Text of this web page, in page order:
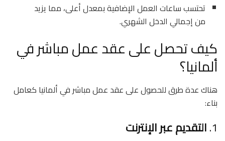
تحتسب ساعات العمل الإضافية بمعدل أعلى، مما يزيد
من إجمالي الدخل الشهري.
كيف تحصل على عقد عمل مباشر في
ألمانيا؟
هناك عدة طرق للحصول على عقد عمل مباشر في ألمانيا كعامل
بناء:
1. التقديم عبر الإنترنت